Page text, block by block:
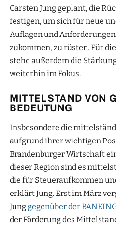
Carsten Jung geplant, die
festigen, um sich für neue
Auflagen und
zukommen, zu rüsten. Für
stehe außerdem die
weiterhin im Fokus.
MITTELSTAND VON
EDEUTUNG
Insbesondere die
aufgrund ihrer wichtigen
Brandenburger Wirtschaft
dieser Region sind es
die für Steueraufkommen
erklärt Jung. Erst im März
Junggegenüber der
der Förderung des